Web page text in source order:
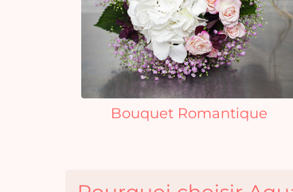
Bouquet Romantique